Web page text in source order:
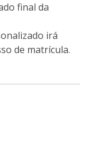
final da
irá
de matrícula.